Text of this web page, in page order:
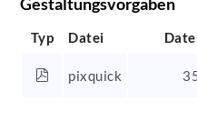
Typ Datei
pixquick